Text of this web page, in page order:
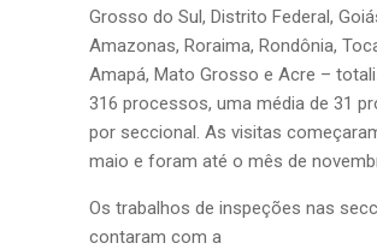
Grosso do Sul, Distrito Federal,
Amazonas, Roraima, Rondônia,
Amapá, Mato Grosso e Acre –
316 processos, uma média de 31
por seccional. As visitas
maio e foram até o mês de
Os trabalhos de inspeções nas
contaram com a